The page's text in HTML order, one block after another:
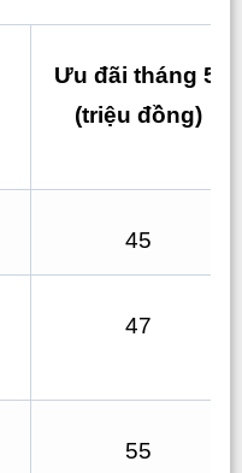
Ưu đãi tháng 5
(triệu đồng)
45
47
55